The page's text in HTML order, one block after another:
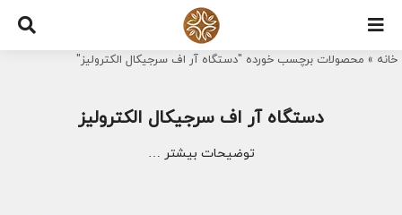
Skip
content
خانه » محصولات برچسب خورده "دستگاه آر اف سرجیکال الکترولیز"
دستگاه آر اف سرجیکال الکترولیز
توضیحات بیشتر …